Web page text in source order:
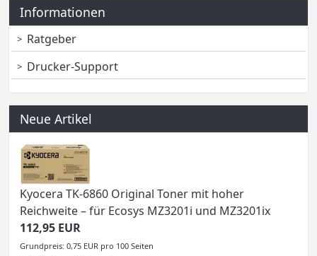
Informationen
Ratgeber
Drucker-Support
Neue Artikel
Kyocera TK-6860 Original Toner mit hoher
Reichweite – für Ecosys MZ3201i und MZ3201ix
112,95 EUR
Grundpreis: 0,75 EUR pro 100 Seiten